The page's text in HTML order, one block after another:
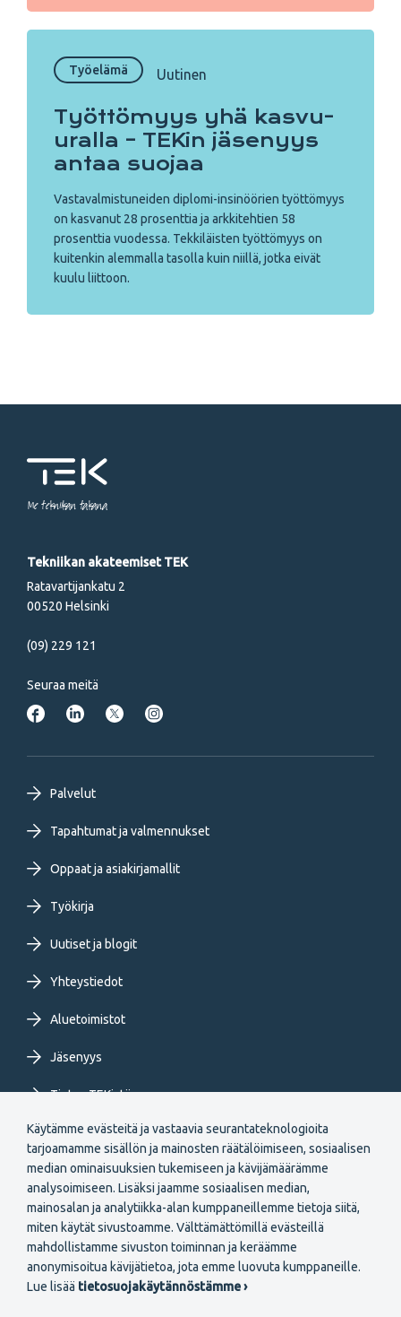
Käytämme evästeitä ja vastaavia seurantateknologioita
tarjoamamme sisällön ja mainosten räätälöimiseen, sosiaalisen
median ominaisuuksien tukemiseen ja kävijämäärämme
analysoimiseen. Lisäksi jaamme sosiaalisen median,
mainosalan ja analytiikka-alan kumppaneillemme tietoja siitä,
miten käytät sivustoamme. Välttämättömillä evästeillä
mahdollistamme sivuston toiminnan ja keräämme
anonymisoitua kävijätietoa, jota emme luovuta kumppaneille.
Lue lisää tietosuojakäytännöstämme ›
Työelämä Uutinen
Työttömyys yhä kasvu-
uralla – TEKin jäsenyys
antaa suojaa
Vastavalmistuneiden diplomi-insinöörien työttömyys
on kasvanut 28 prosenttia ja arkkitehtien 58
prosenttia vuodessa. Tekkiläisten työttömyys on
kuitenkin alemmalla tasolla kuin niillä, jotka eivät
kuulu liittoon.
Me tekniikan takana
Tekniikan akateemiset TEK
Ratavartijankatu 2
00520 Helsinki
(09) 229 121
Seuraa meitä
Footer
primary
menu
FI
Palvelut
Tapahtumat ja valmennukset
Oppaat ja asiakirjamallit
Työkirja
Uutiset ja blogit
Yhteystiedot
Aluetoimistot
Jäsenyys
Tietoa TEKistä
Extranet
Secondary
Liity jäseneksi